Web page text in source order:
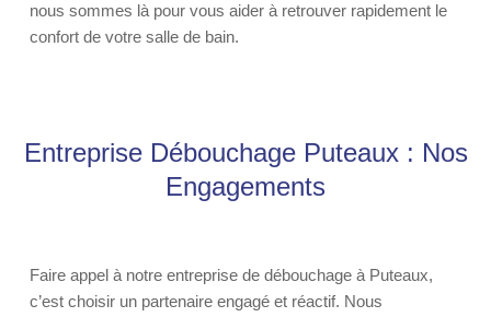
nous sommes là pour vous aider à retrouver rapidement le
confort de votre salle de bain.
Entreprise Débouchage Puteaux : Nos
Engagements
Faire appel à notre entreprise de débouchage à Puteaux,
c’est choisir un partenaire engagé et réactif. Nous